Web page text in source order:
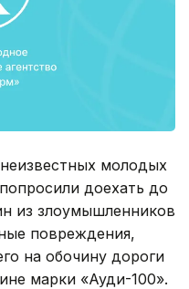
молодых
доехать до
из злоумышленников
повреждения,
на обочину дороги
марки «Ауди-100».